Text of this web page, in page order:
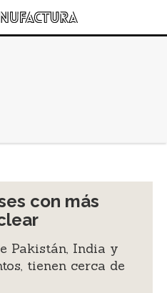
con más
Pakistán, India y
tienen cerca de